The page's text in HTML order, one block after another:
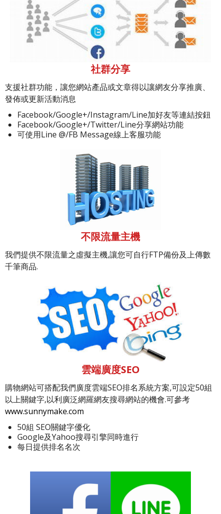
社群分享
支援社群功能，讓您網站產品或文章得以讓網友分享推廣、
發佈或更新活動消息
Facebook/Google+/Instagram/Line加好友等連結按鈕
Facebook/Google+/Twitter/Line分享網站功能
可使用Line @/FB Message線上客服功能
不限流量主機
我們提供不限流量之虛擬主機,讓您可自行FTP備份及上傳數
千筆商品.
雲端廣度SEO
購物網站可搭配我們廣度雲端SEO排名系統方案,可設定50組
以上關鍵字,以利廣泛網羅網友搜尋網站的機會.可參考
www.sunnymake.com
50組 SEO關鍵字優化
Google及Yahoo搜尋引擎同時進行
每日提供排名名次